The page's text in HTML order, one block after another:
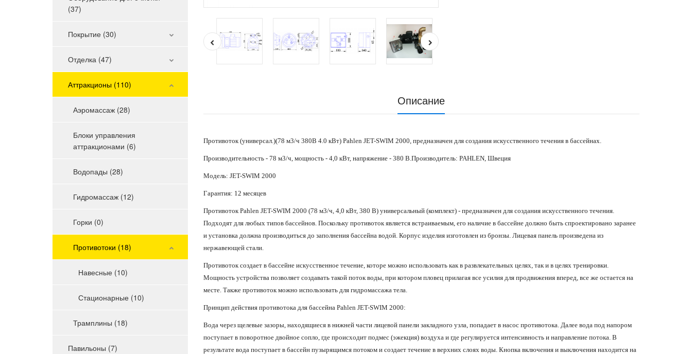
(37)
Покрытие (30)
Отделка (47)
Аттракционы (110)
Аэромассаж (28)
Блоки управления
аттракционами (6)
Водопады (28)
Гидромассаж (12)
Горки (0)
Противотоки (18)
Навесные (10)
Стационарные (10)
Трамплины (18)
Павильоны (7)
Описание
Противоток (универсал.)(78 м3/ч 380В 4.0 кВт) Pahlen JET-SWIM 2000, предназначен для создания искусственного течения в бассейнах.
Производительность - 78 м3/ч, мощность - 4,0 кВт, напряжение - 380 В.Производитель: PAHLEN, Швеция
Модель: JET-SWIM 2000
Гарантия: 12 месяцев
Противоток Pahlen JET-SWIM 2000 (78 м3/ч, 4,0 кВт, 380 В) универсальный (комплект) - предназначен для создания искусственного течения.
Подходят для любых типов бассейнов. Поскольку противоток является встраиваемым, его наличие в бассейне должно быть спроектировано заранее
и установка должна производиться до заполнения бассейна водой. Корпус изделия изготовлен из бронзы. Лицевая панель произведена из
нержавеющей стали.
Противоток создает в бассейне искусственное течение, которе можно использовать как в развлекательных целях, так и в целях тренировки.
Мощность устройства позволяет создавать такой поток воды, при котором пловец прилагая все усилия для продвижения вперед, все же остается на
месте. Также противоток можно использовать для гидромассажа тела.
Принцип действия противотока для бассейна Pahlen JET-SWIM 2000:
Вода через щелевые зазоры, находящиеся в нижней части лицевой панели закладного узла, попадает в насос противотока. Далее вода под напором
поступает в поворотное двойное сопло, где происходит подмес (эжекция) воздуха и где регулируется интенсивность и направление потока. В
результате вода поступает в бассейн пузырящимся потоком и создает течение в верхних слоях воды. Кнопка включения и выключения находится на